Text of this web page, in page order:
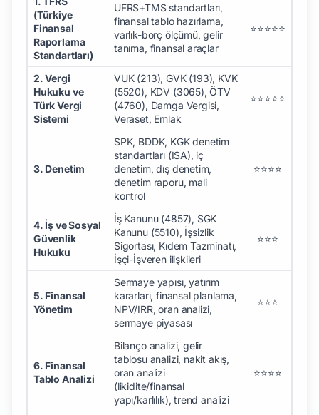
(Türkiye
Finansal
Raporlama
Standartları)
UFRS+TMS standartları,
finansal tablo hazırlama,
varlık-borç ölçümü, gelir
tanıma, finansal araçlar
⭐⭐⭐⭐⭐
2. Vergi
Hukuku ve
Türk Vergi
Sistemi
VUK (213), GVK (193), KVK
(5520), KDV (3065), ÖTV
(4760), Damga Vergisi,
Veraset, Emlak
⭐⭐⭐⭐⭐
3. Denetim
SPK, BDDK, KGK denetim
standartları (ISA), iç
denetim, dış denetim,
denetim raporu, mali
kontrol
⭐⭐⭐⭐
4. İş ve Sosyal
Güvenlik
Hukuku
İş Kanunu (4857), SGK
Kanunu (5510), İşsizlik
Sigortası, Kıdem Tazminatı,
İşçi-İşveren ilişkileri
⭐⭐⭐
5. Finansal
Yönetim
Sermaye yapısı, yatırım
kararları, finansal planlama,
NPV/IRR, oran analizi,
sermaye piyasası
⭐⭐⭐
6. Finansal
Tablo Analizi
Bilanço analizi, gelir
tablosu analizi, nakit akış,
oran analizi
(likidite/finansal
yapı/karlılık), trend analizi
⭐⭐⭐⭐